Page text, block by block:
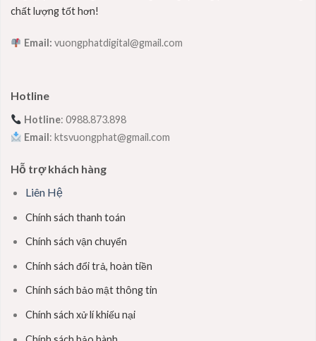
chất lượng tốt hơn!
Email:vuongphatdigital@gmail.com
Hotline
Hotline: 0988.873.898
Email: ktsvuongphat@gmail.com
Hỗ trợ khách hàng
Liên Hệ
Chính sách thanh toán
Chính sách vận chuyển
Chính sách đổi trả, hoàn tiền
Chính sách bảo mật thông tin
Chính sách xử lí khiếu nại